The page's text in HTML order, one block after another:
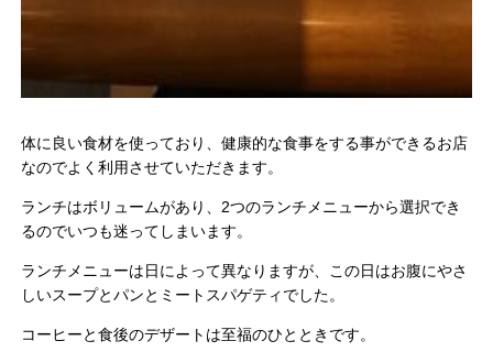
体に良い食材を使っており、健康的な食事をする事ができるお店
なのでよく利用させていただきます。
ランチはボリュームがあり、2つのランチメニューから選択でき
るのでいつも迷ってしまいます。
ランチメニューは日によって異なりますが、この日はお腹にやさ
しいスープとパンとミートスパゲティでした。
コーヒーと食後のデザートは至福のひとときです。